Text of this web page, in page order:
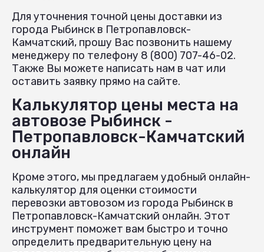
Для уточнения точной цены доставки из
города Рыбинск в Петропавловск-
Камчатский, прошу Вас позвонить нашему
менеджеру по телефону 8 (800) 707-46-02.
Также Вы можете написать нам в чат или
оставить заявку прямо на сайте.
Калькулятор цены места на
автовозе Рыбинск -
Петропавловск-Камчатский
онлайн
Кроме этого, мы предлагаем удобный онлайн-
калькулятор для оценки стоимости
перевозки автовозом из города Рыбинск в
Петропавловск-Камчатский онлайн. Этот
инструмент поможет вам быстро и точно
определить предварительную цену на